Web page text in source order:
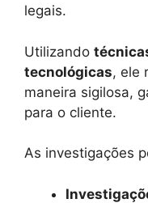
legais.
Utilizando
tecnológicas, ele
maneira sigilosa,
para o cliente.
As investigações